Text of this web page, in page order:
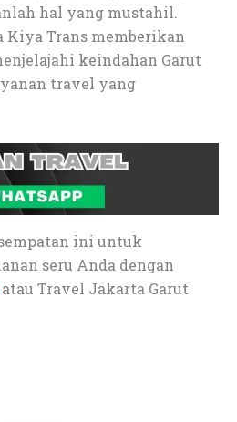
hal yang mustahil.
Kiya Trans memberikan
keindahan Garut
travel yang
ini untuk
seru Anda dengan
atau Travel Jakarta Garut